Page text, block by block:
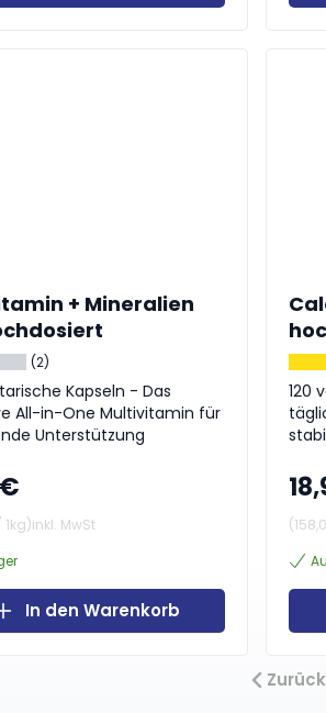
+ Mineralien
(2)
Kapseln - Das
All-in-One Multivitamin für
Unterstützung
1kg)inkl. MwSt
In den Warenkorb
120
(
Zurück